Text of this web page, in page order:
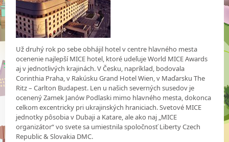
Už druhý rok po sebe obhájil hotel v centre hlavného mesta
ocenenie najlepší MICE hotel, ktoré udeľuje World MICE Awards
aj v jednotlivých krajinách. V Česku, napríklad, bodovala
Corinthia Praha, v Rakúsku Grand Hotel Wien, v Maďarsku The
Ritz – Carlton Budapest. Len u našich severných susedov je
ocenený Zamek Janów Podlaski mimo hlavného mesta, dokonca
celkom excentricky pri ukrajinských hraniciach. Svetové MICE
jednotky pôsobia v Dubaji a Katare, ale ako naj „MICE
organizátor“ vo svete sa umiestnila spoločnosť Liberty Czech
Republic & Slovakia DMC.